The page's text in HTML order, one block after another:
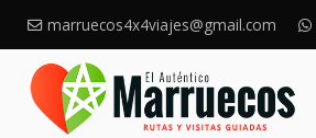
marruecos4x4viajes@gmail.com